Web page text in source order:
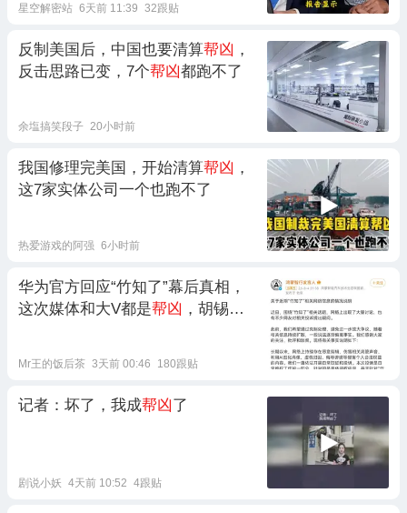
星空解密站 6天前 11:39 32跟贴
反制美国后，中国也要清算帮凶 ，
反击思路已变，7个帮凶都跑不了
余塩搞笑段子 20小时前
我国修理完美国，开始清算帮凶 ，
这7家实体公司一个也跑不了
热爱游戏的阿强 6小时前
华为官方回应“竹知了”幕后真相，
这次媒体和大V都是帮凶 ，胡锡进
Mr王的饭后茶 3天前 00:46 180跟贴
记者：坏了，我成帮凶了
剧说小妖 4天前 10:52 4跟贴